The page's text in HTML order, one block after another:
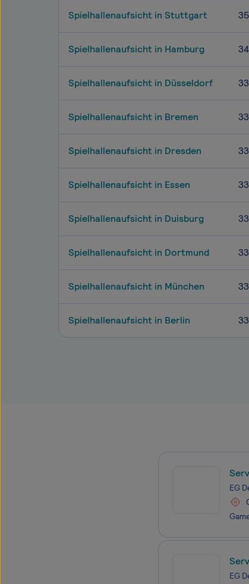
Spielhallenaufsicht in Stuttgart
Spielhallenaufsicht in Hamburg
Spielhallenaufsicht in Düsseldorf
Spielhallenaufsicht in Bremen
Spielhallenaufsicht in Dresden
Spielhallenaufsicht in Essen
Spielhallenaufsicht in Duisburg
Spielhallenaufsicht in Dortmund
Spielhallenaufsicht in München
Spielhallenaufsicht in Berlin
EG
EG